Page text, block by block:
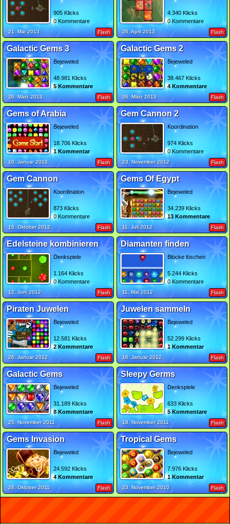
905 Klicks
0 Kommentare
21. Mai 2013 Flash
4.340 Klicks
0 Kommentare
26. April 2013 Flash
Galactic Gems 3
Bejeweled
48.981 Klicks
5 Kommentare
26. März 2013 Flash
Galactic Gems 2
Bejeweled
38.467 Klicks
4 Kommentare
26. März 2013 Flash
Gems of Arabia
Bejeweled
18.706 Klicks
1 Kommentar
10. Januar 2013 Flash
Gem Cannon 2
Koordination
974 Klicks
0 Kommentare
23. November 2012 Flash
Gem Cannon
Koordination
873 Klicks
0 Kommentare
15. Oktober 2012 Flash
Gems Of Egypt
Bejeweled
34.239 Klicks
13 Kommentare
11. Juli 2012 Flash
Edelsteine kombinieren
Denkspiele
1.164 Klicks
0 Kommentare
12. Juni 2012 Flash
Diamanten finden
Blöcke löschen
5.244 Klicks
0 Kommentare
11. Mai 2012 Flash
Piraten Juwelen
Bejeweled
12.581 Klicks
2 Kommentare
26. Januar 2012 Flash
Juwelen sammeln
Bejeweled
52.299 Klicks
1 Kommentar
16. Januar 2012 Flash
Galactic Gems
Bejeweled
31.189 Klicks
8 Kommentare
25. November 2011 Flash
Sleepy Germs
Denkspiele
633 Klicks
5 Kommentare
18. November 2011 Flash
Gems Invasion
Bejeweled
24.592 Klicks
4 Kommentare
28. Oktober 2011 Flash
Tropical Gems
Bejeweled
7.976 Klicks
1 Kommentar
23. November 2010 Flash